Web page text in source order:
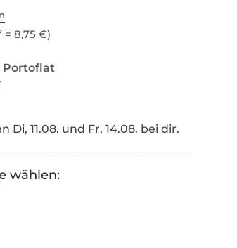
= 8,75 €)
Di, 11.08. und Fr, 14.08. bei dir.
wählen: